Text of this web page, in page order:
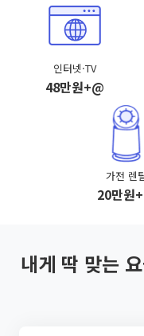
인터넷·TV
48만원+@
가전 렌
20만원
내게 딱 맞는